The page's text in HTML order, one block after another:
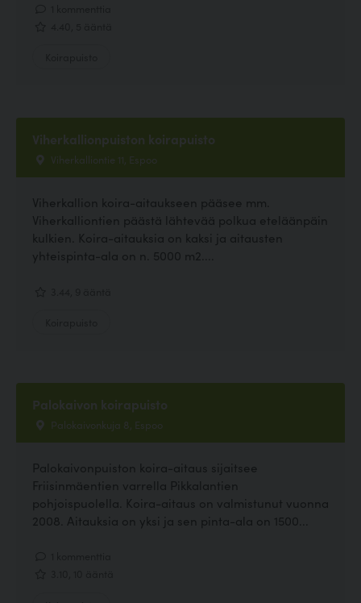
Viherkallionpuiston koirapuisto
Viherkalliontie 11, Espoo
Viherkallion koira-aitaukseen pääsee mm.
Viherkalliontien päästä lähtevää polkua eteläänpäin
kulkien. Koira-aitauksia on kaksi ja aitausten
yhteispinta-ala on n. 5000 m2....
Palokaivon koirapuisto
Palokaivonkuja 8, Espoo
Palokaivonpuiston koira-aitaus sijaitsee
Friisinmäentien varrella Pikkalantien
pohjoispuolella. Koira-aitaus on valmistunut vuonna
2008. Aitauksia on yksi ja sen pinta-ala on 1500...